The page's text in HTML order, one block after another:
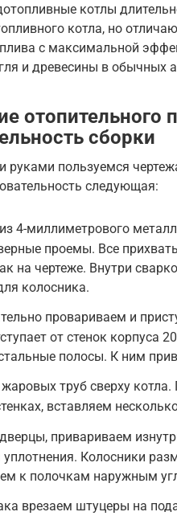
котлы
котла, но
с максимальной
и древесины в обычных
отопительного
сборки
руками пользуемся
следующая:
4-миллиметрового
проемы. Все
на чертеже. Внутри
колосника.
провариваем и
от стенок корпуса
полосы. К ним
труб сверху
вставляем
привариваем
уплотнения. Колосники
к полочкам наружным
врезаем штуцеры на